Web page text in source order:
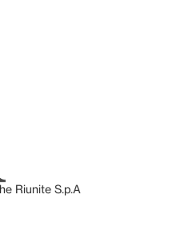
Riunite S.p.A